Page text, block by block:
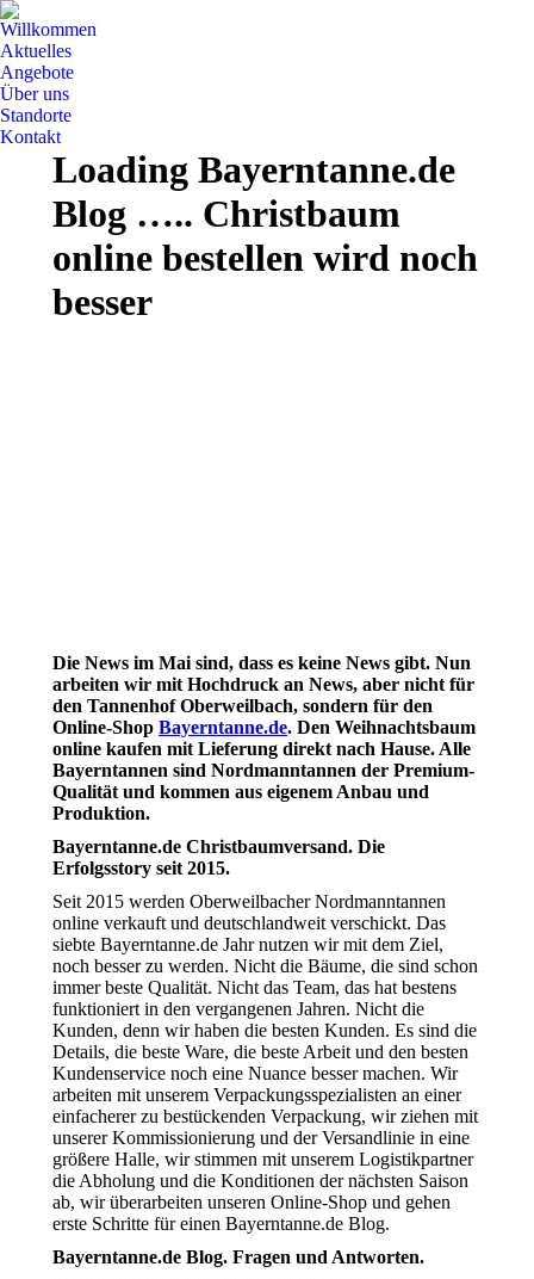
Willkommen
Aktuelles
Angebote
Über uns
Standorte
Kontakt
Loading Bayerntanne.de
Blog ….. Christbaum
online bestellen wird noch
besser
Die News im Mai sind, dass es keine News gibt. Nun
arbeiten wir mit Hochdruck an News, aber nicht für
den Tannenhof Oberweilbach, sondern für den
Online-Shop Bayerntanne.de. Den Weihnachtsbaum
online kaufen mit Lieferung direkt nach Hause. Alle
Bayerntannen sind Nordmanntannen der Premium-
Qualität und kommen aus eigenem Anbau und
Produktion.
Bayerntanne.de Christbaumversand. Die
Erfolgsstory seit 2015.
Seit 2015 werden Oberweilbacher Nordmanntannen
online verkauft und deutschlandweit verschickt. Das
siebte Bayerntanne.de Jahr nutzen wir mit dem Ziel,
noch besser zu werden. Nicht die Bäume, die sind schon
immer beste Qualität. Nicht das Team, das hat bestens
funktioniert in den vergangenen Jahren. Nicht die
Kunden, denn wir haben die besten Kunden. Es sind die
Details, die beste Ware, die beste Arbeit und den besten
Kundenservice noch eine Nuance besser machen. Wir
arbeiten mit unserem Verpackungsspezialisten an einer
einfacherer zu bestückenden Verpackung, wir ziehen mit
unserer Kommissionierung und der Versandlinie in eine
größere Halle, wir stimmen mit unserem Logistikpartner
die Abholung und die Konditionen der nächsten Saison
ab, wir überarbeiten unseren Online-Shop und gehen
erste Schritte für einen Bayerntanne.de Blog.
Bayerntanne.de Blog. Fragen und Antworten.